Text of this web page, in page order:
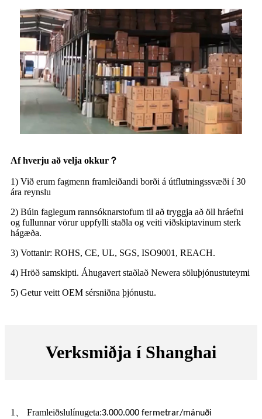
Af hverju að velja okkur ？
1) Við erum fagmenn framleiðandi borði á útflutningssvæði í 30
ára reynslu
2) Búin faglegum rannsóknarstofum til að tryggja að öll hráefni
og fullunnar vörur uppfylli staðla og veiti viðskiptavinum sterk
hágæða.
3) Vottanir: ROHS, CE, UL, SGS, ISO9001, REACH.
4) Hröð samskipti. Áhugavert staðlað Newera söluþjónustuteymi
5) Getur veitt OEM sérsniðna þjónustu.
Verksmiðja í Shanghai
1、 Framleiðslulínugeta:3.000.000 fermetrar/mánuði